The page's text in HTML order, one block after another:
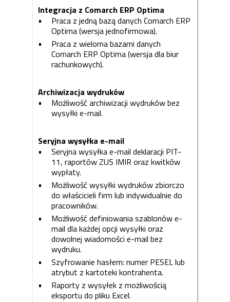
Integracja z Comarch ERP Optima
Praca z jedną bazą danych Comarch ERP
Optima (wersja jednofirmowa).
Praca z wieloma bazami danych
Comarch ERP Optima (wersja dla biur
rachunkowych).
Archiwizacja wydruków
Możliwość archiwizacji wydruków bez
wysyłki e-mail.
Seryjna wysyłka e-mail
Seryjna wysyłka e-mail deklaracji PIT-
11, raportów ZUS IMIR oraz kwitków
wypłaty.
Możliwość wysyłki wydruków zbiorczo
do właścicieli firm lub indywidualnie do
pracowników.
Możliwość definiowania szablonów e-
mail dla każdej opcji wysyłki oraz
dowolnej wiadomości e-mail bez
wydruku.
Szyfrowanie hasłem: numer PESEL lub
atrybut z kartoteki kontrahenta.
Raporty z wysyłek z możliwością
eksportu do pliku Excel.